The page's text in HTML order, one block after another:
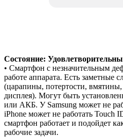
Состояние:
• Смартфон с незначительным
работе аппарата. Есть заметные
(царапины, потертости,
дисплея). Могут быть
или АКБ. У Samsung может не
iPhone может не работать Touch
смартфон работает и подойдет
рабочие задачи.